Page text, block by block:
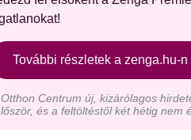
További részletek a zenga.hu-n
Centrum új, kizárólagos
és a feltöltéstől két hétig nem